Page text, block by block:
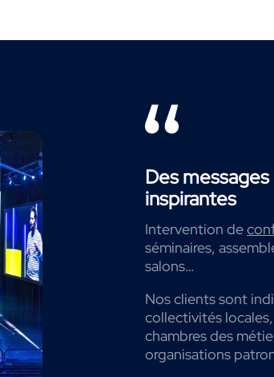
Des
inspirantes
Intervention de
séminaires,
salons…
Nos clients sont
collectivités
chambres des
organisations